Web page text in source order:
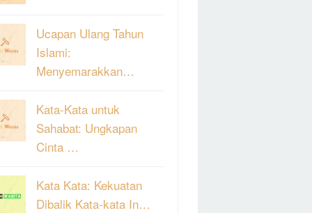
Ucapan Ulang Tahun
Islami:
Menyemarakkan…
Kata-Kata untuk
Sahabat: Ungkapan
Cinta …
Kata Kata: Kekuatan
Dibalik Kata-kata In…